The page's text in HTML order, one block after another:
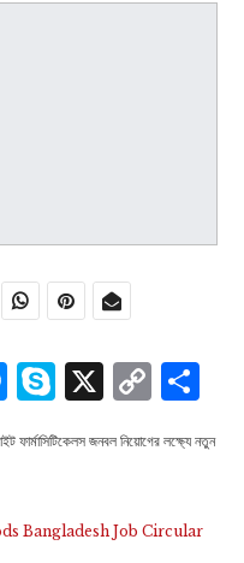
Messenger
Skype
X
ফার্মাসিটিকেলস জনবল নিয়োগের লক্ষ্যে নতুন
Foods Bangladesh Job Circular